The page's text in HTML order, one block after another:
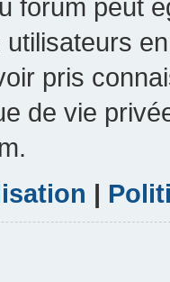
forum peut
pris
de vie
|